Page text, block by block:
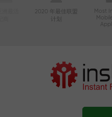
2020 年最佳联盟
Most